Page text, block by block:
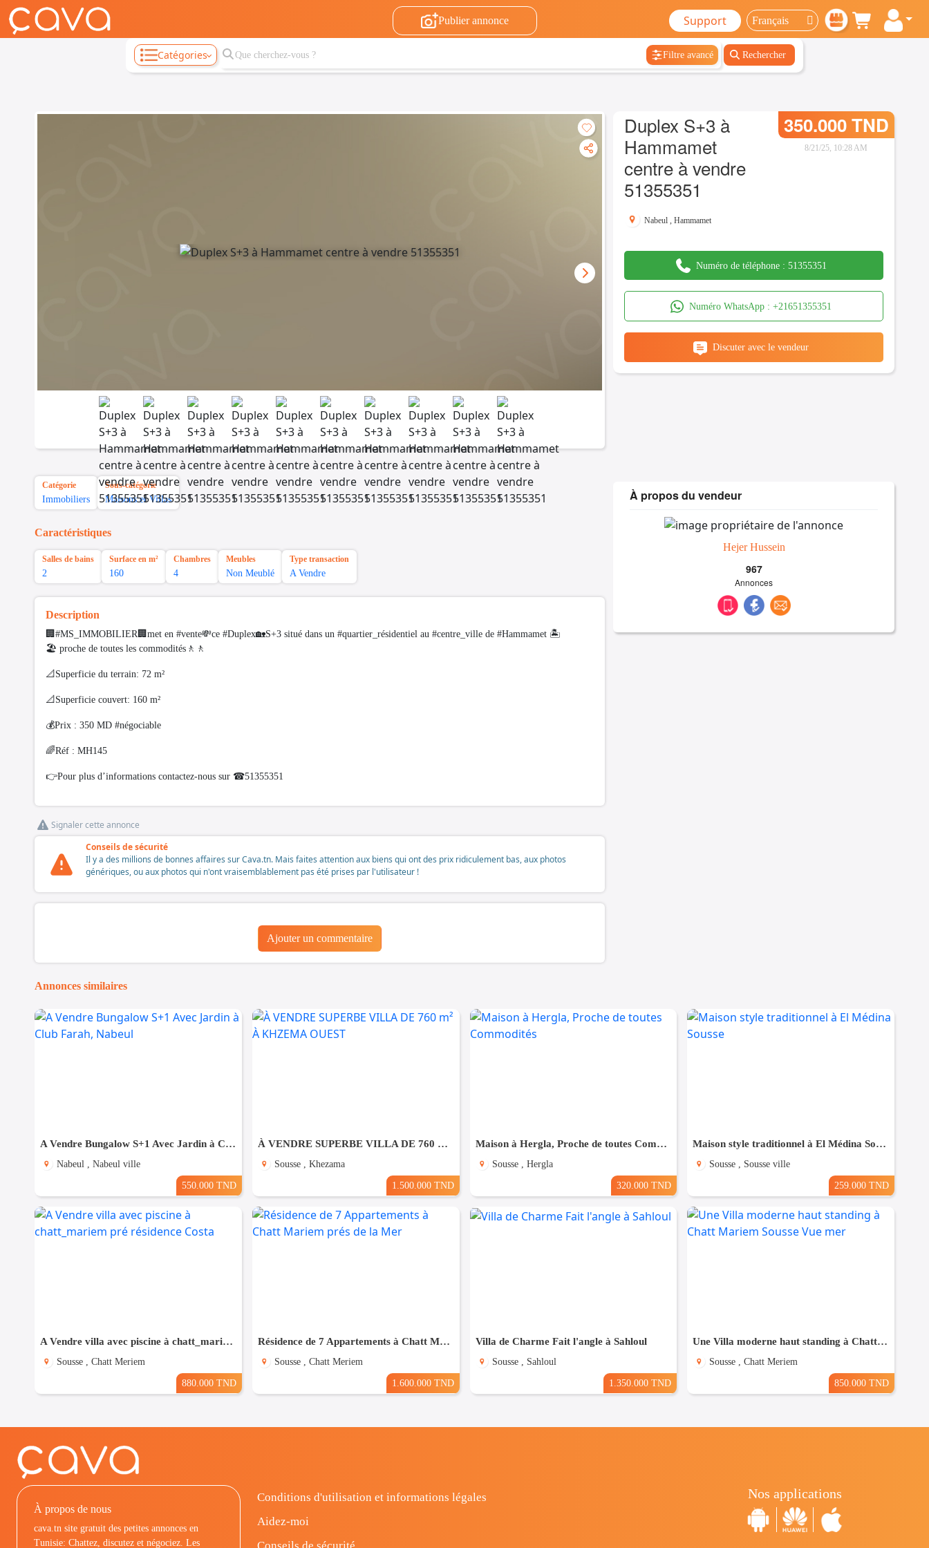
Publier annonce Support
Catégories Filtre avancé Rechercher
Duplex S+3 à
Hammamet
centre à vendre
51355351
350.000 TND
8/21/25, 10:28 AM
Nabeul ,Hammamet
Numéro de téléphone : 51355351
Numéro WhatsApp : +21651355351
Discuter avec le vendeur
Catégorie
Immobiliers
Sous-catégorie
Maisons et Villas
Caractéristiques
Salles de bains
2
Surface en m²
160
Chambres
4
Meubles
Non Meublé
Type transaction
A Vendre
Description
🏢#MS_IMMOBILIER🏢met en #vente💸ce #Duplex🏡S+3 situé dans un #quartier_résidentiel au #centre_ville de #Hammamet 🏝
🏖 proche de toutes les commodités🚶🚶
📐Superficie du terrain: 72 m²
📐Superficie couvert: 160 m²
💰Prix : 350 MD #négociable
🌈Réf : MH145
👉Pour plus d’informations contactez-nous sur ☎51355351
Signaler cette annonce
Conseils de sécurité
Il y a des millions de bonnes affaires sur Cava.tn. Mais faites attention aux biens qui ont des prix ridiculement bas, aux photos
génériques, ou aux photos qui n'ont vraisemblablement pas été prises par l'utilisateur !
Ajouter un commentaire
À propos du vendeur
Hejer Hussein
967
Annonces
Annonces similaires
A Vendre Bungalow S+1 Avec Jardin à Club Farah, Nabeul
Nabeul , Nabeul ville
550.000 TND
À VENDRE SUPERBE VILLA DE 760 m² À KHZEMA OUEST
Sousse , Khezama
1.500.000 TND
Maison à Hergla, Proche de toutes Commodités
Sousse , Hergla
320.000 TND
Maison style traditionnel à El Médina Sousse
Sousse , Sousse ville
259.000 TND
A Vendre villa avec piscine à chatt_mariem pré résidence Costa
Sousse , Chatt Meriem
880.000 TND
Résidence de 7 Appartements à Chatt Mariem prés de la Mer
Sousse , Chatt Meriem
1.600.000 TND
Villa de Charme Fait l'angle à Sahloul
Sousse , Sahloul
1.350.000 TND
Une Villa moderne haut standing à Chatt Mariem Sousse Vue mer
Sousse , Chatt Meriem
850.000 TND
À propos de nous
cava.tn site gratuit des petites annonces en
Tunisie: Chattez, discutez et négociez. Les
Conditions d'utilisation et informations légales
Aidez-moi
Nos applications